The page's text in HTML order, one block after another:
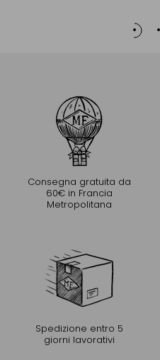
Consegna gratuita da
60€ in Francia
Metropolitana
Spedizione entro 5
giorni lavorativi